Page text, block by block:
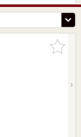
お気に入
りに追加